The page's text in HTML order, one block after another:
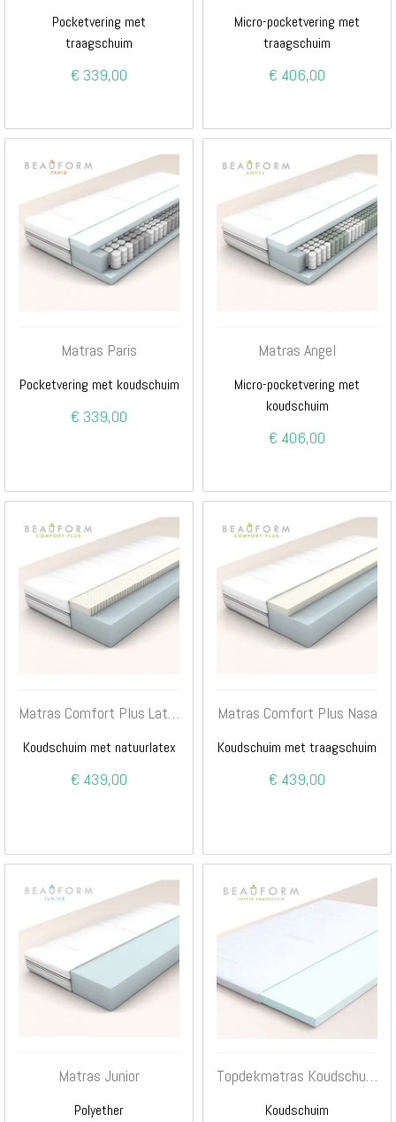
Pocketvering met
traagschuim
€ 339,00
Micro-pocketvering met
traagschuim
€ 406,00
Matras Paris
Pocketvering met koudschuim
€ 339,00
Matras Angel
Micro-pocketvering met
koudschuim
€ 406,00
Matras Comfort Plus Latex
Koudschuim met natuurlatex
€ 439,00
Matras Comfort Plus Nasa
Koudschuim met traagschuim
€ 439,00
Matras Junior
Polyether
Topdekmatras Koudschuim
Koudschuim